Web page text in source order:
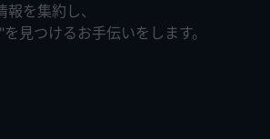
を集約し、
見つけるお手伝いをします。